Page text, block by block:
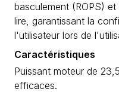
basculement (ROPS)
lire, garantissant la
l'utilisateur lors de
Caractéristiques
Puissant moteur de
efficaces.